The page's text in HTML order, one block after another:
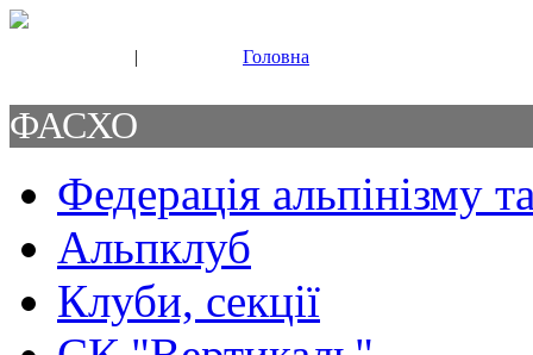
| Головна
ФАСХО
Федерація альпінізму
Альпклуб
Клуби, секції